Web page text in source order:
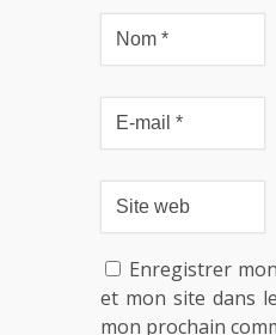
Enregistrer
et mon site dans
mon prochain